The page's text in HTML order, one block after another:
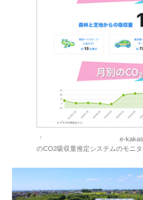
「e-
のCO2吸収量推定システムのモニ